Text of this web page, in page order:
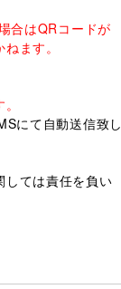
合はQRコードが
ます。
にて自動送信致し
しては責任を負い